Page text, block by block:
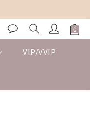
VIP/VVIP